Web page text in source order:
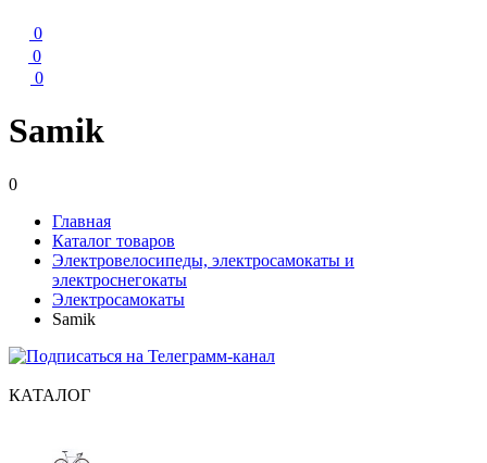
0
0
0
Samik
0
Главная
Каталог товаров
Электровелосипеды, электросамокаты и
электроснегокаты
Электросамокаты
Samik
КАТАЛОГ